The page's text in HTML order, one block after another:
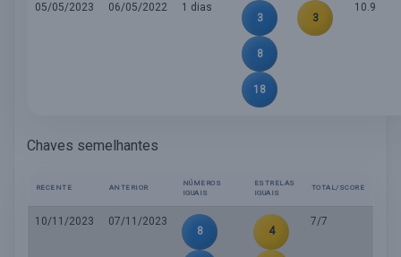
05/05/2023 06/05/2022
1 dias
3
8
18
3
10.9
Chaves semelhantes
RECENTE ANTERIOR
NÚMEROS
IGUAIS
ESTRELAS
IGUAIS
TOTAL/SCORE
10/11/2023
07/11/2023
8
4
7/7